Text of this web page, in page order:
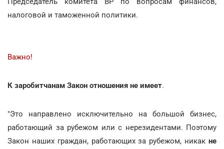
налоговой и таможенной политики.
Важно!
К заробитчанам Закон отношения не имеет.
"Это направлено исключительно на большой бизнес,
работающий за рубежом или с нерезидентами. Поэтому
Закон наших граждан, работающих за рубежом, никак не